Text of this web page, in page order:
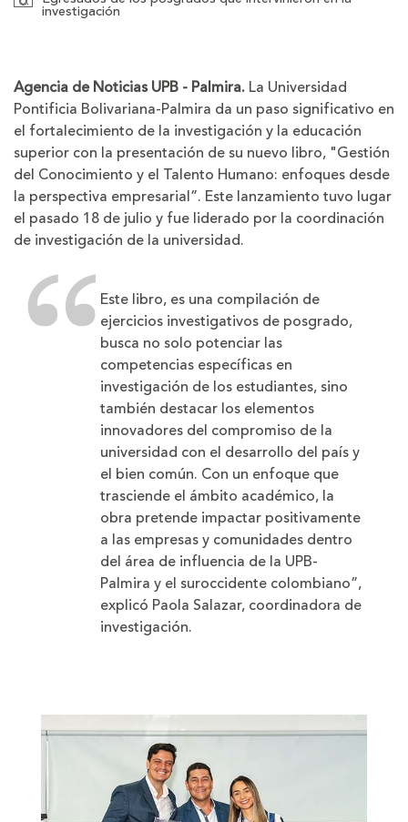
investigación
Agencia de Noticias UPB - Palmira. La Universidad
Pontificia Bolivariana-Palmira da un paso significativo en
el fortalecimiento de la investigación y la educación
superior con la presentación de su nuevo libro, "Gestión
del Conocimiento y el Talento Humano: enfoques desde
la perspectiva empresarial”. Este lanzamiento tuvo lugar
el pasado 18 de julio y fue liderado por la coordinación
de investigación de la universidad.
Este libro, es una compilación de
ejercicios investigativos de posgrado,
busca no solo potenciar las
competencias específicas en
investigación de los estudiantes, sino
también destacar los elementos
innovadores del compromiso de la
universidad con el desarrollo del país y
el bien común. Con un enfoque que
trasciende el ámbito académico, la
obra pretende impactar positivamente
a las empresas y comunidades dentro
del área de influencia de la UPB-
Palmira y el suroccidente colombiano”,
explicó Paola Salazar, coordinadora de
investigación.